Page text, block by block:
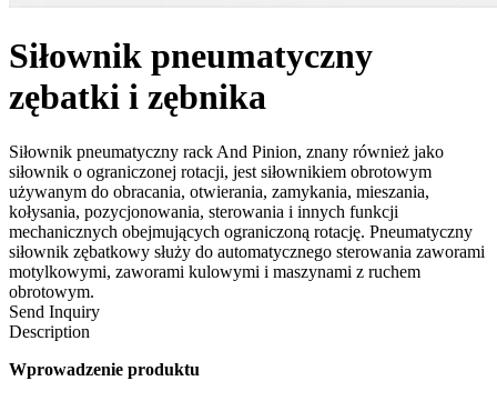
Siłownik pneumatyczny
zębatki i zębnika
Siłownik pneumatyczny rack And Pinion, znany również jako
siłownik o ograniczonej rotacji, jest siłownikiem obrotowym
używanym do obracania, otwierania, zamykania, mieszania,
kołysania, pozycjonowania, sterowania i innych funkcji
mechanicznych obejmujących ograniczoną rotację. Pneumatyczny
siłownik zębatkowy służy do automatycznego sterowania zaworami
motylkowymi, zaworami kulowymi i maszynami z ruchem
obrotowym.
Send Inquiry
Description
Wprowadzenie produktu